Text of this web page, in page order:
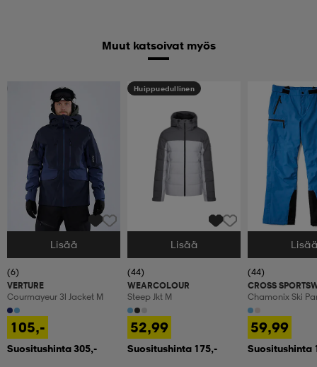
Muut katsoivat myös
Huippuedullinen
Valitse Koko
Lisää
(6)
VERTURE
Courmayeur 3l Jacket M
105,-
Suositushinta 305,-
Huippuedullinen
Valitse Koko
Lisää
(44)
WEARCOLOUR
Steep Jkt M
52,99
Suositushinta 175,-
Valitse Koko
(44)
CROSS
Chamonix
59,99
Suositushinta